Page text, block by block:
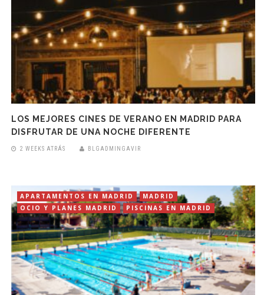
LOS MEJORES CINES DE VERANO EN MADRID PARA
DISFRUTAR DE UNA NOCHE DIFERENTE
2 WEEKS ATRÁS BLGADMINGAVIR
APARTAMENTOS EN MADRID
MADRID
OCIO Y PLANES MADRID
PISCINAS EN MADRID